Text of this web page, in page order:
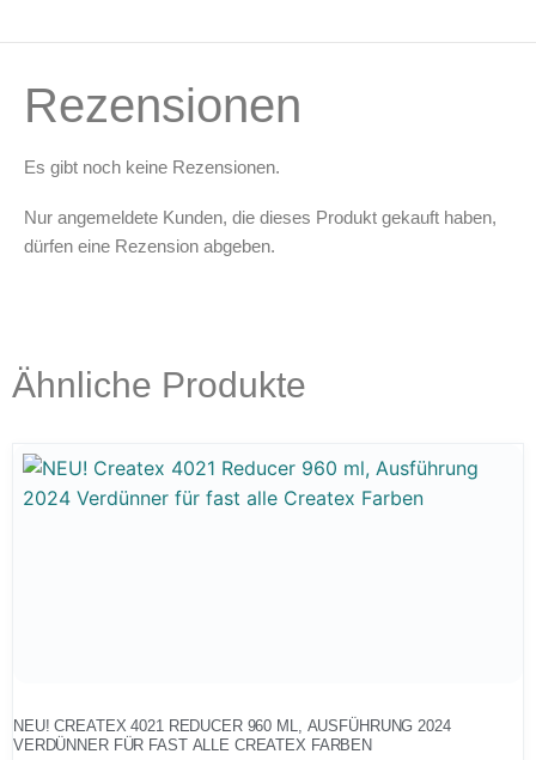
Rezensionen
Es gibt noch keine Rezensionen.
Nur angemeldete Kunden, die dieses Produkt gekauft haben,
dürfen eine Rezension abgeben.
Ähnliche Produkte
NEU! CREATEX 4021 REDUCER 960 ML, AUSFÜHRUNG 2024
VERDÜNNER FÜR FAST ALLE CREATEX FARBEN